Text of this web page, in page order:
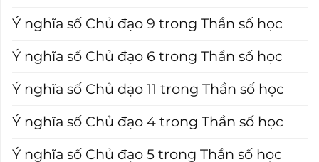
Ý nghĩa số Chủ đạo 9 trong Thần số học
Ý nghĩa số Chủ đạo 6 trong Thần số học
Ý nghĩa số Chủ đạo 11 trong Thần số học
Ý nghĩa số Chủ đạo 4 trong Thần số học
Ý nghĩa số Chủ đạo 5 trong Thần số học